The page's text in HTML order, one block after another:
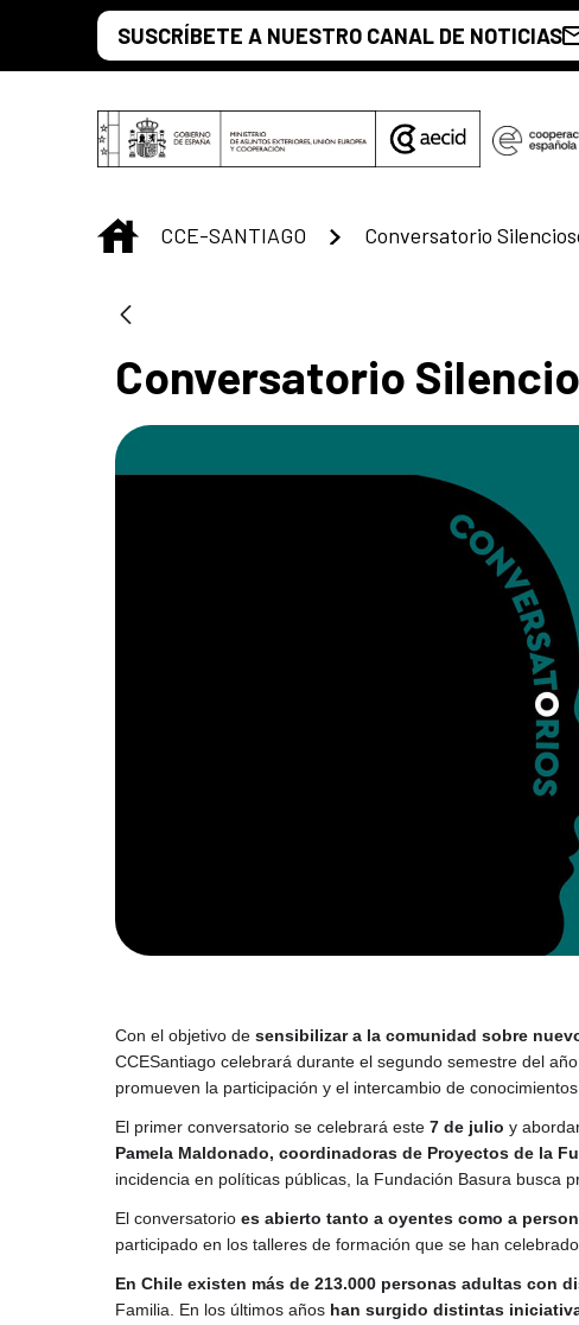
Saltar al contenido principal
SUSCRÍBETE A NUESTRO CANAL DE NOTICIAS
INICIO
CCE-SANTIAGO Conversatorio
Conversatorio
Con el objetivo de sensibilizar a la comunidad sobre
CCESantiago celebrará durante el segundo semestre del
promueven la participación y el intercambio de
El primer conversatorio se celebrará este 7 de julio y
Pamela Maldonado, coordinadoras de Proyectos de la
incidencia en políticas públicas, la Fundación Basura busca
El conversatorio es abierto tanto a oyentes como a
participado en los talleres de formación que se han
En Chile existen más de 213.000 personas adultas con
Familia. En los últimos años han surgido distintas